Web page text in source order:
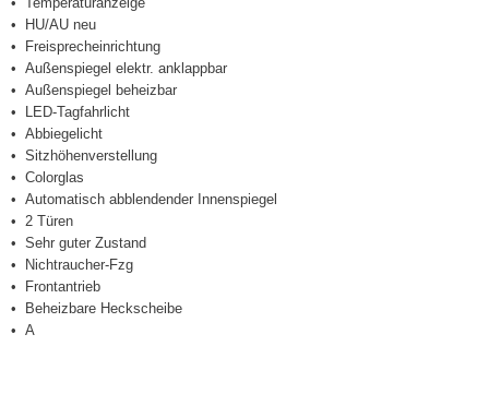
HU/AU neu
Freisprecheinrichtung
Außenspiegel elektr. anklappbar
Außenspiegel beheizbar
LED-Tagfahrlicht
Abbiegelicht
Sitzhöhenverstellung
Colorglas
Automatisch abblendender Innenspiegel
2 Türen
Sehr guter Zustand
Nichtraucher-Fzg
Frontantrieb
Beheizbare Heckscheibe
A